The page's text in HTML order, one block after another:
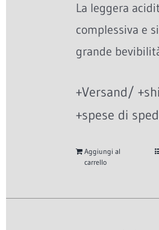
La leggera
complessiva e
grande
+Versand/
+spese di
Aggiungi al
carrello